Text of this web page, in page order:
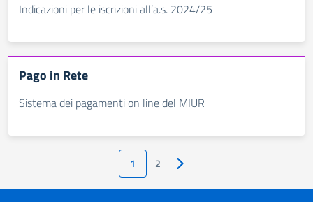
Indicazioni per le iscrizioni all’a.s. 2024/25
Pago in Rete
Sistema dei pagamenti on line del MIUR
1 2 Pagina successiva